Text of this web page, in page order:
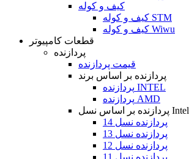
کیف و کوله
کیف و کوله STM
کیف و کوله Wiwu
قطعات کامپیوتر
پردازنده
قیمت پردازنده
پردازنده بر اساس برند
پردازنده INTEL
پردازنده AMD
پردازنده بر اساس نسل Intel
پردازنده نسل 14
پردازنده نسل 13
پردازنده نسل 12
پردازنده نسل 11